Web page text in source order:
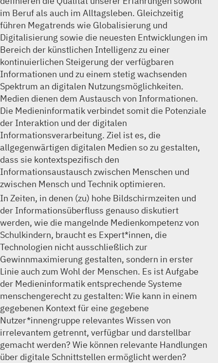
im Beruf als auch im Alltagsleben. Gleichzeitig
führen Megatrends wie Globalisierung und
Digitalisierung sowie die neuesten Entwicklungen im
Bereich der künstlichen Intelligenz zu einer
kontinuierlichen Steigerung der verfügbaren
Informationen und zu einem stetig wachsenden
Spektrum an digitalen Nutzungsmöglichkeiten.
Medien dienen dem Austausch von Informationen.
Die Medieninformatik verbindet somit die Potenziale
der Interaktion und der digitalen
Informationsverarbeitung. Ziel ist es, die
allgegenwärtigen digitalen Medien so zu gestalten,
dass sie kontextspezifisch den
Informationsaustausch zwischen Menschen und
zwischen Mensch und Technik optimieren.
In Zeiten, in denen (zu) hohe Bildschirmzeiten und
der Informationsüberfluss genauso diskutiert
werden, wie die mangelnde Medienkompetenz von
Schulkindern, braucht es Expert*innen, die
Technologien nicht ausschließlich zur
Gewinnmaximierung gestalten, sondern in erster
Linie auch zum Wohl der Menschen. Es ist Aufgabe
der Medieninformatik entsprechende Systeme
menschengerecht zu gestalten: Wie kann in einem
gegebenen Kontext für eine gegebene
Nutzer*innengruppe relevantes Wissen von
irrelevantem getrennt, verfügbar und darstellbar
gemacht werden? Wie können relevante Handlungen
über digitale Schnittstellen ermöglicht werden?